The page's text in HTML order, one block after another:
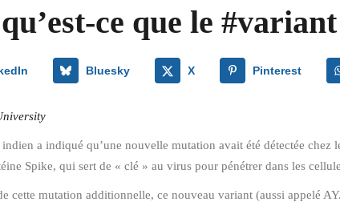
ce que le
Bluesky X Pinterest
a indiqué qu’une nouvelle mutation avait été détectée
Spike, qui sert de « clé » au virus pour pénétrer dans les
cette mutation additionnelle, ce nouveau variant (aussi appelé